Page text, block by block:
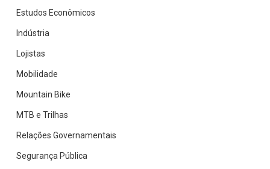
Estudos Econômicos
Indústria
Lojistas
Mobilidade
Mountain Bike
MTB e Trilhas
Relações Governamentais
Segurança Pública